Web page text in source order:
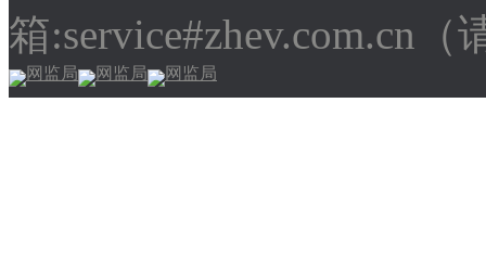
箱:service#zhev.com.cn